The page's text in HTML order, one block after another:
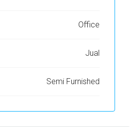
Office
Jual
Semi Furnished